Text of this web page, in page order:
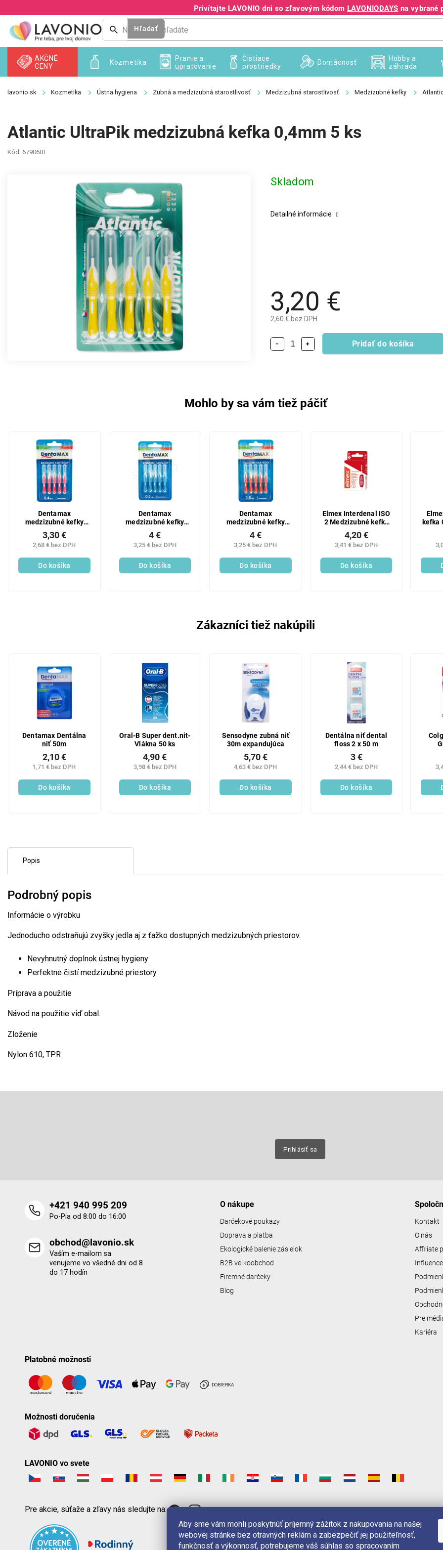
Aby sme vám mohli poskytnúť príjemný zážitok z nakupovania na našej
webovej stránke bez otravných reklám a zabezpečiť jej použiteľnosť,
funkčnosť a výkonnosť, potrebujeme váš súhlas so spracovaním
na
obsah
Privítajte LAVONIO dni so zľavovým kódom LAVONIODAYS na vybrané
+421 940 995 209
Hľadať
Kozmetika
AKČNÉ
CENY
Pranie a
upratovanie
Čistiace
prostriedky
Domácnosť
Hobby a
záhrada
Kozmetika Ústna hygiena Zubná a medzizubná starostlivosť Medzizubná starostlivosť Medzizubné kefky
Atlantic UltraPik medzizubná kefka 0,4mm 5 ks
Kód: 67906BL
3,20 €
2,60 € bez DPH
Skladom
+
− Pridať do košíka
Detailné informácie
Mohlo by sa vám tiež páčiť
Dentamax
medzizubné kefky
0,40 mm 5 ks
2,68 € bez DPH
3,30 €
Do košíka
Dentamax
medzizubné kefky
0,60 mm 5 ks
3,25 € bez DPH
4 €
Do košíka
Dentamax
medzizubné kefky
0,50 mm 5 ks
3,25 € bez DPH
4 €
Do košíka
Elmex Interdenal ISO
2 Medzizubné kefky
0,5 mm 8 ks
3,41 € bez DPH
4,20 €
Do košíka
kefka
Zákazníci tiež nakúpili
Dentamax Dentálna
niť 50m
1,71 € bez DPH
2,10 €
Do košíka
Oral-B Super dent.nit-
Vlákna 50 ks
3,98 € bez DPH
4,90 €
Do košíka
Sensodyne zubná niť
30m expandujúca
4,63 € bez DPH
5,70 €
Do košíka
Dentálna niť dental
floss 2 x 50 m
2,44 € bez DPH
3 €
Do košíka
Popis
Podrobný popis
Informácie o výrobku
Jednoducho odstraňujú zvyšky jedla aj z ťažko dostupných medzizubných priestorov.
Nevyhnutný doplnok ústnej hygieny
Perfektne čistí medzizubné priestory
Príprava a použitie
Návod na použitie viď obal.
Zloženie
Nylon 610, TPR
Prihlásiť sa
+421 940 995 209
Po-Pia od 8:00 do 16:00
obchod@lavonio.sk
Vaším e-mailom sa
venujeme vo všedné dni od 8
do 17 hodín
O nákupe
Darčekové poukazy
Doprava a platba
Ekologické balenie zásielok
B2B veľkoobchod
Firemné darčeky
Blog
Kontakt
O nás
Affiliate
Pre
Kariéra
Platobné možnosti
Možnosti doručenia
LAVONIO vo svete
Pre akcie, súťaže a zľavy nás sledujte na: